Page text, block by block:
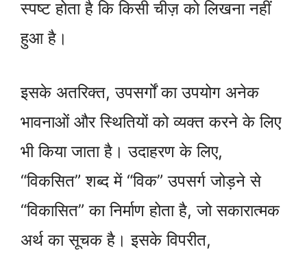
स्पष्ट होता है कि किसी चीज़ को लिखना नहीं
हुआ है।
इसके अतरिक्त, उपसर्गों का उपयोग अनेक
भावनाओं और स्थितियों को व्यक्त करने के लिए
भी किया जाता है। उदाहरण के लिए,
“विकसित” शब्द में “विक” उपसर्ग जोड़ने से
“विकासित” का निर्माण होता है, जो सकारात्मक
अर्थ का सूचक है। इसके विपरीत,